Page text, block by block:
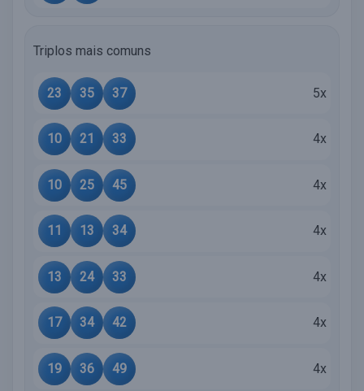
Triplos mais comuns
23 35 37 5x
10 21 33 4x
10 25 45 4x
11 13 34 4x
13 24 33 4x
17 34 42 4x
19 36 49 4x